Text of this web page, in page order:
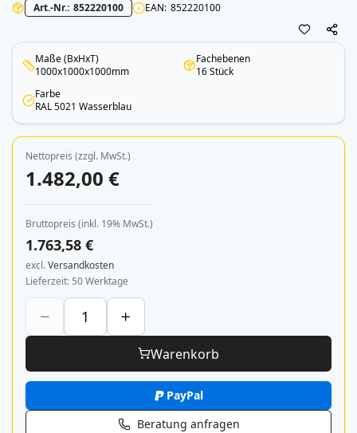
Art.-Nr. 852220100 EAN 852220100
Maße (BxHxT)
1000x1000x1000mm
Fachebenen
16 Stück
Farbe
RAL 5021 Wasserblau
Nettopreis (zzgl. MwSt.)
1.482,00 €
Bruttopreis (inkl. 19% MwSt.)
1.763,58 €
excl.Versandkosten
Lieferzeit 50 Werktage
Warenkorb
PayPal
Beratung anfragen